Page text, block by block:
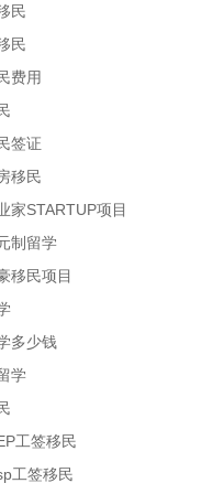
民
民
费用
签证
移民
家STARTUP项目
制留学
移民项目
多少钱
学
工签移民
工签移民